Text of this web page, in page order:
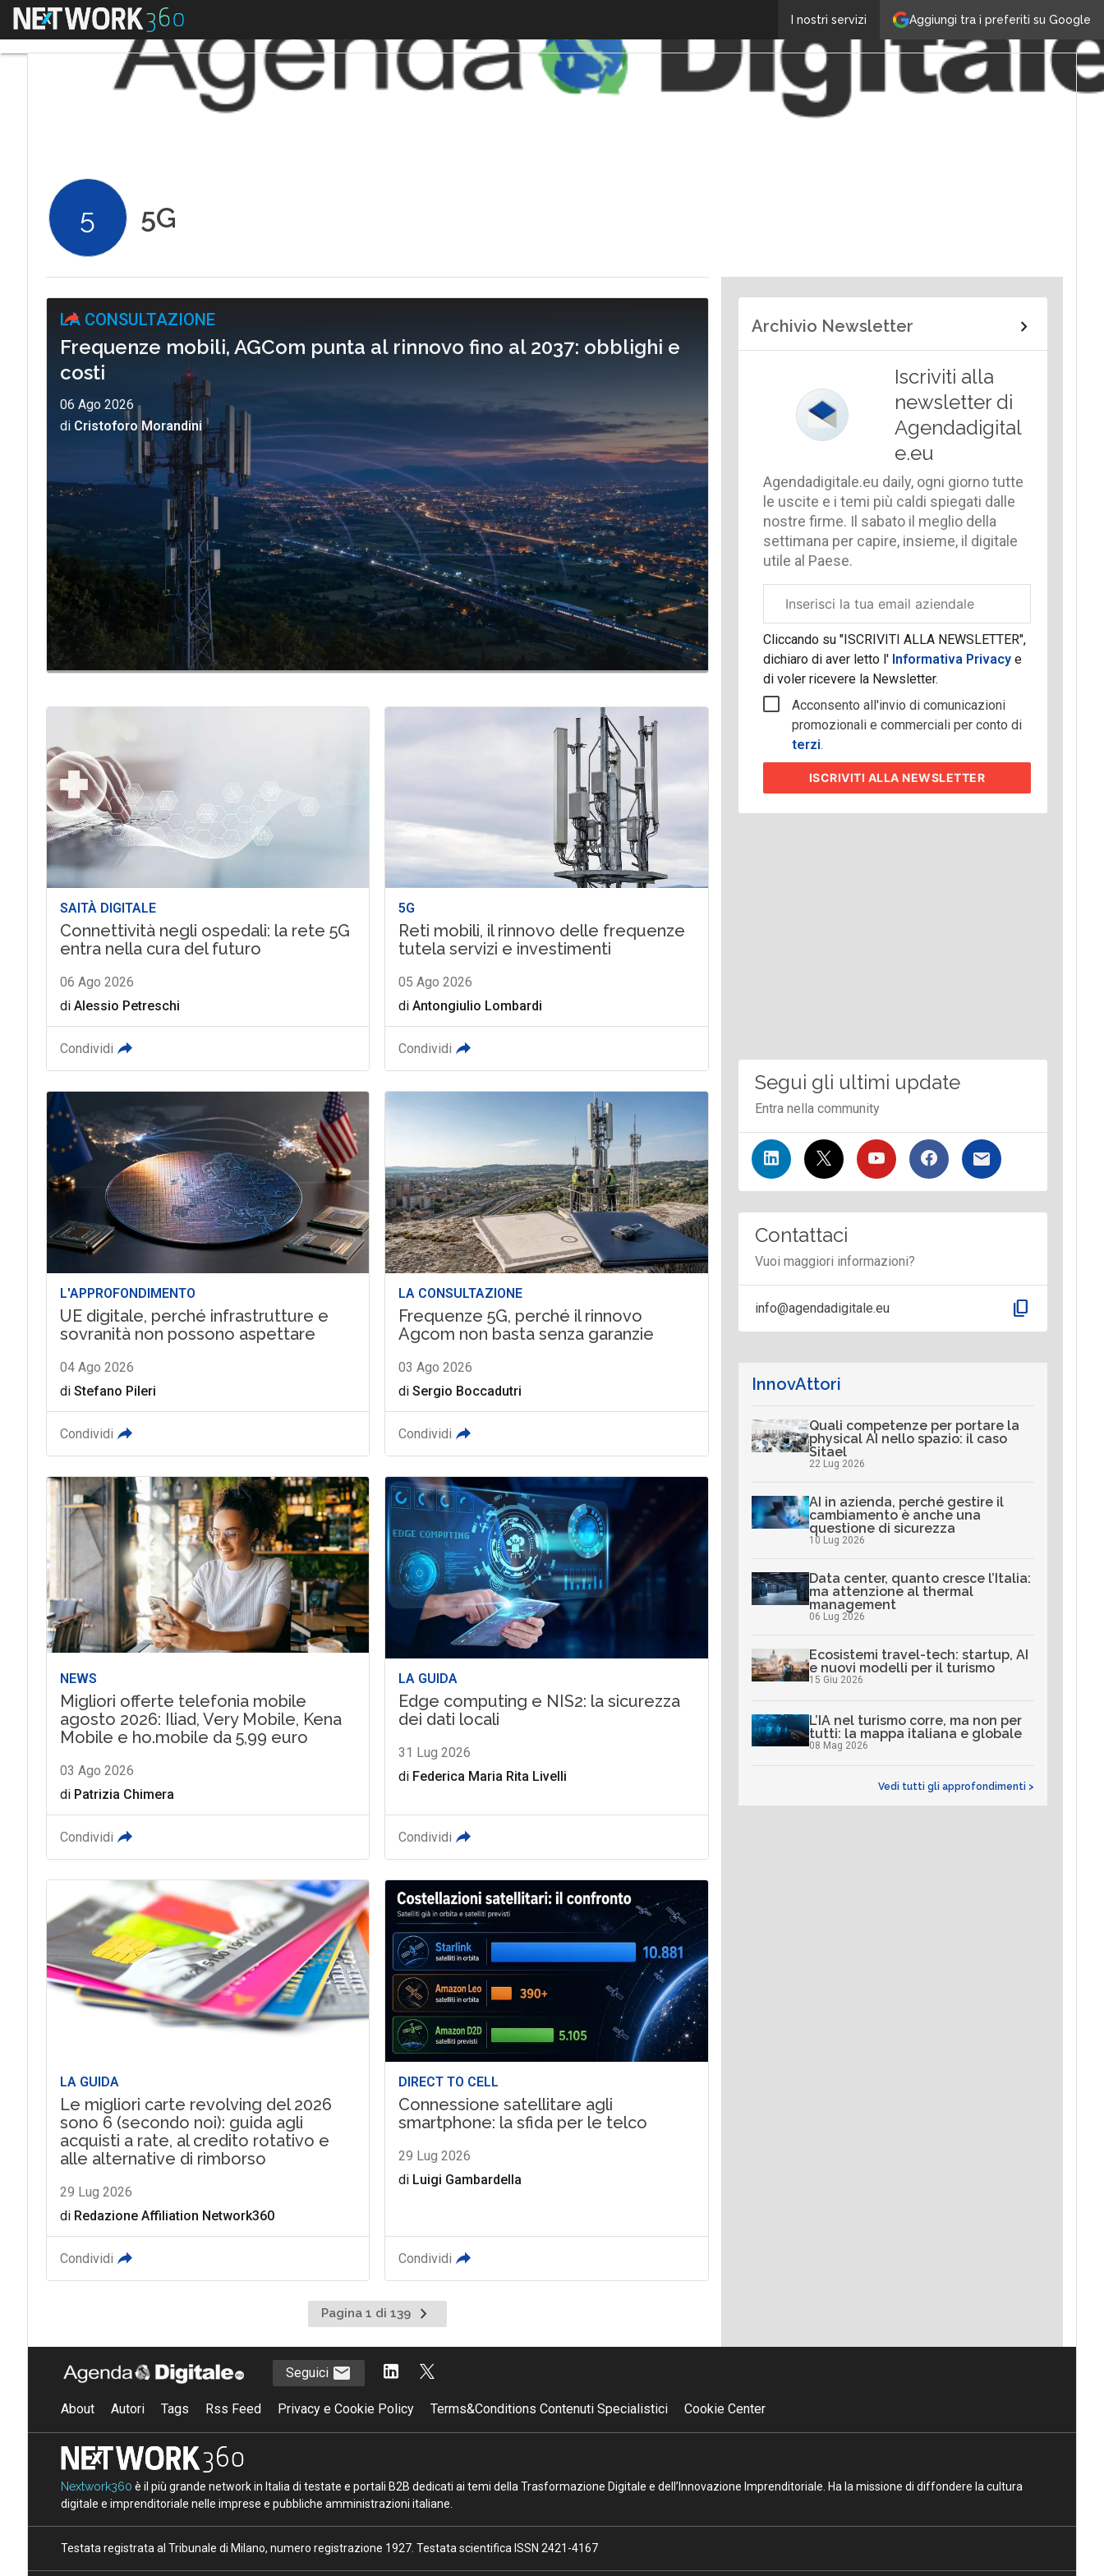
Aggiungi tra i preferiti su Google
I nostri servizi
Menu
5 5G
LA CONSULTAZIONE
Frequenze mobili, AGCom punta al rinnovo fino al 2037: obblighi e
costi
06 Ago 2026
di Cristoforo Morandini
SAITÀ DIGITALE
Connettività negli ospedali: la rete 5G
entra nella cura del futuro
06 Ago 2026
di Alessio Petreschi
Condividi
5G
Reti mobili, il rinnovo delle frequenze
tutela servizi e investimenti
05 Ago 2026
diAntongiulio Lombardi
Condividi
L'APPROFONDIMENTO
UE digitale, perché infrastrutture e
sovranità non possono aspettare
04 Ago 2026
di Stefano Pileri
Condividi
LA CONSULTAZIONE
Frequenze 5G, perché il rinnovo
Agcom non basta senza garanzie
03 Ago 2026
diSergio Boccadutri
Condividi
NEWS
Migliori offerte telefonia mobile
agosto 2026: Iliad, Very Mobile, Kena
Mobile e ho.mobile da 5,99 euro
03 Ago 2026
di Patrizia Chimera
Condividi
LA GUIDA
Edge computing e NIS2: la sicurezza
dei dati locali
31 Lug 2026
di Federica Maria Rita Livelli
Condividi
LA GUIDA
Le migliori carte revolving del 2026
sono 6 (secondo noi): guida agli
acquisti a rate, al credito rotativo e
alle alternative di rimborso
29 Lug 2026
di Redazione Affiliation Network360
Condividi
DIRECT TO CELL
Connessione satellitare agli
smartphone: la sfida per le telco
29 Lug 2026
di Luigi Gambardella
Condividi
Pagina 1 di 139
Pagina
successiva
Archivio Newsletter
Iscriviti alla
newsletter di
Agendadigital
e.eu
Agendadigitale.eu daily, ogni giorno tutte
le uscite e i temi più caldi spiegati dalle
nostre firme. Il sabato il meglio della
settimana per capire, insieme, il digitale
utile al Paese.
aziendale
Cliccando su "ISCRIVITI ALLA NEWSLETTER",
dichiaro di aver letto l'Informativa Privacy e
di voler ricevere la Newsletter.
Acconsento all'invio di comunicazioni
promozionali e commerciali per conto di
terzi.
ISCRIVITI ALLA NEWSLETTER
Segui gli ultimi update
Entra nella community
Contattaci
Vuoi maggiori informazioni?
info@agendadigitale.eu content_copy
InnovAttori
Quali competenze per portare la
physical AI nello spazio: il caso
Sitael
22 Lug 2026
AI in azienda, perché gestire il
cambiamento è anche una
questione di sicurezza
10 Lug 2026
Data center, quanto cresce l’Italia:
ma attenzione al thermal
management
06 Lug 2026
Ecosistemi travel-tech: startup, AI
e nuovi modelli per il turismo
15 Giu 2026
L’IA nel turismo corre, ma non per
tutti: la mappa italiana e globale
08 Mag 2026
Vedi tutti gli approfondimenti >
Seguici
About Autori Tags Rss Feed Privacy e Cookie Policy Terms&Conditions Contenuti Specialistici Cookie Center
Nextwork360 è il più grande network in Italia di testate e portali B2B dedicati ai temi della Trasformazione Digitale e dell’Innovazione Imprenditoriale. Ha la missione di diffondere la cultura
digitale e imprenditoriale nelle imprese e pubbliche amministrazioni italiane.
Testata registrata al Tribunale di Milano, numero registrazione 1927. Testata scientifica ISSN 2421-4167